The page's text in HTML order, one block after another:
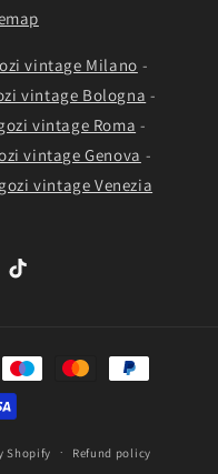
vintage Milano -
vintage Bologna -
vintage Roma -
vintage Genova -
vintage Venezia
TikTok
Shopify Refund policy